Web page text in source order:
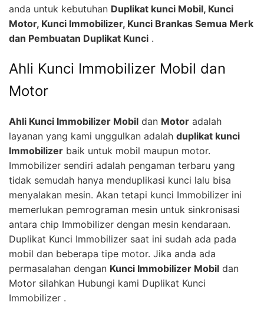
anda untuk kebutuhan Duplikat kunci Mobil, Kunci
Motor, Kunci Immobilizer, Kunci Brankas Semua Merk
dan Pembuatan Duplikat Kunci .
Ahli Kunci Immobilizer Mobil dan
Motor
Ahli Kunci Immobilizer Mobil dan Motor adalah
layanan yang kami unggulkan adalah duplikat kunci
Immobilizer baik untuk mobil maupun motor.
Immobilizer sendiri adalah pengaman terbaru yang
tidak semudah hanya menduplikasi kunci lalu bisa
menyalakan mesin. Akan tetapi kunci Immobilizer ini
memerlukan pemrograman mesin untuk sinkronisasi
antara chip Immobilizer dengan mesin kendaraan.
Duplikat Kunci Immobilizer saat ini sudah ada pada
mobil dan beberapa tipe motor. Jika anda ada
permasalahan dengan Kunci Immobilizer Mobil dan
Motor silahkan Hubungi kami Duplikat Kunci
Immobilizer .